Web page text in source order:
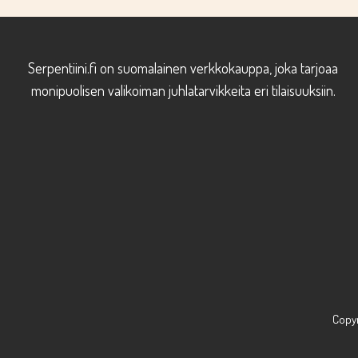
Serpentiini.fi on suomalainen verkkokauppa, joka tarjoaa
monipuolisen valikoiman juhlatarvikkeita eri tilaisuuksiin.